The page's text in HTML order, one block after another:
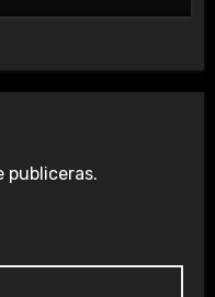
publiceras.